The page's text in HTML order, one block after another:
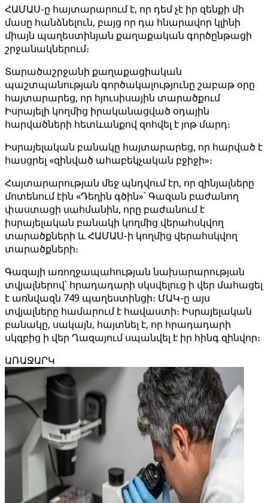
ՀԱՄԱՍ-ը հայտարարում է, որ դեմ չէ իր զենքի մի
մասը հանձնելուն, բայց որ դա հնարավոր կլինի
միայն պաղեստինյան քաղաքական գործընթացի
շրջանակներում։
Տարածաշրջանի քաղաքացիական
պաշտպանության գործակալությունը շաբաթ օրը
հայտարարեց, որ հյուսիսային տարածքում
Իսրայելի կողմից իրականացված օդային
հարվածների հետևանքով զոհվել է յոթ մարդ։
Իսրայելական բանակը հայտարարեց, որ հարված է
հասցրել «զինված ահաբեկչական բջիջի»։
Հայտարարության մեջ պնդվում էր, որ զինյալները
մոտենում էին «Դեղին գծին»՝ Գազան բաժանող
փաստացի սահմանին, որը բաժանում է
իսրայելական բանակի կողմից վերահսկվող
տարածքների և ՀԱՄԱՍ-ի կողմից վերահսկվող
տարածքների։
Գազայի առողջապահության նախարարության
տվյալներով՝ հրադադարի սկսվելուց ի վեր մահացել
է առնվազն 749 պաղեստինցի։ ՄԱԿ-ը այս
տվյալները համարում է հավաստի։ Իսրայելական
բանակը, սակայն, հայտնել է, որ հրադադարի
սկզբից ի վեր Ղազայում սպանվել է իր հինգ զինվոր։
ԱՌԱՋԱՐԿ